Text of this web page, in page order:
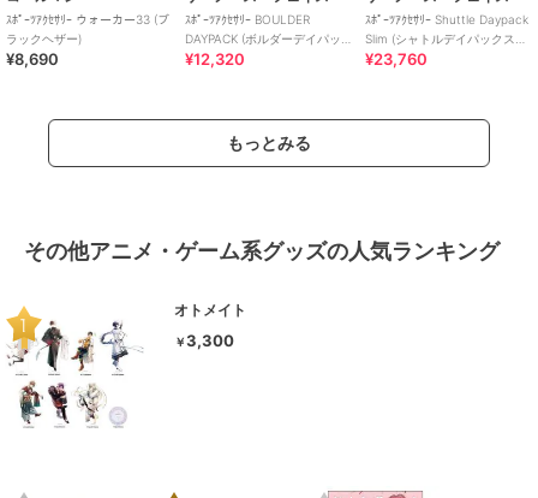
ｽﾎﾟｰﾂｱｸｾｻﾘｰ ウォーカー33 (ブ
ラックヘザー)
¥8,690
ｽﾎﾟｰﾂｱｸｾｻﾘｰ BOULDER
DAYPACK (ボルダーデイパッ
ク)
¥12,320
ｽﾎﾟｰﾂｱｸｾｻﾘｰ Shuttle Daypack
Slim (シャトルデイパックスリ
ム)
¥23,760
もっとみる
その他アニメ・ゲーム系グッズの人気ランキング
オトメイト
￥3,300